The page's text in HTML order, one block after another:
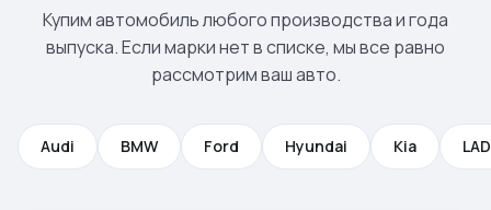
Купим автомобиль любого производства и года
выпуска. Если марки нет в списке, мы все равно
рассмотрим ваш авто.
Audi BMW Ford Hyundai Kia